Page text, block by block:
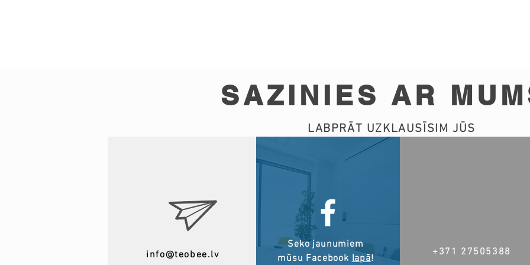
SAZINIES AR
LABPRĀT UZKLAUSĪSIM JŪS
info@teobee.lv
Seko jaunumiem
mūsu Facebooklapā!
+371 27505388